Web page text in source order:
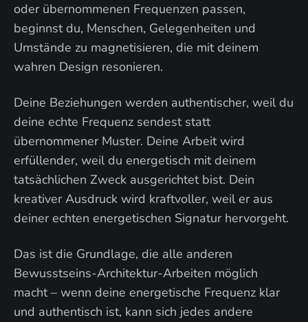
oder übernommenen Frequenzen passen,
beginnst du, Menschen, Gelegenheiten und
Umstände zu magnetisieren, die mit deinem
wahren Design resonieren.
Deine Beziehungen werden authentischer, weil du
deine echte Frequenz sendest statt
übernommener Muster. Deine Arbeit wird
erfüllender, weil du energetisch mit deinem
tatsächlichen Zweck ausgerichtet bist. Dein
kreativer Ausdruck wird kraftvoller, weil er aus
deiner echten energetischen Signatur hervorgeht.
Das ist die Grundlage, die alle anderen
Bewusstseins-Architektur-Arbeiten möglich
macht – wenn deine energetische Frequenz klar
und authentisch ist, kann sich jedes andere